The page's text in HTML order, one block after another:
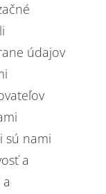
údajov
sú nami
a